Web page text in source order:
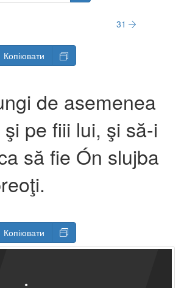
31
Копіювати
de asemenea
pe fiii lui, şi să-i
să fie Ón slujba
Копіювати